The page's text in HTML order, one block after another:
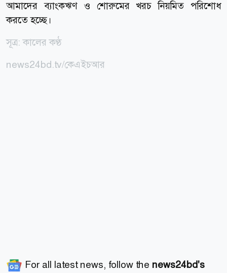
আমাদের ব্যাংকঋণ ও শোরুমের খরচ নিয়মিত পরিশোধ
করতে হচ্ছে।
সূত্র: কালের কণ্ঠ
news24bd.tv/কেএইচআর
For all latest news, follow the news24bd's